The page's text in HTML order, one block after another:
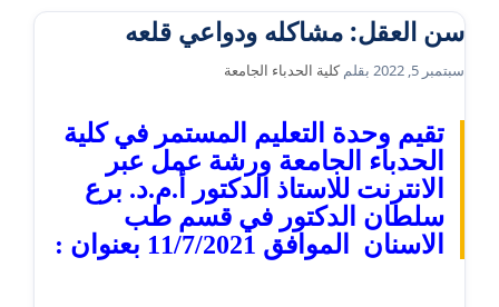
سن العقل: مشاكله ودواعي قلعه
سبتمبر 5, 2022 بقلمكلية الحدباء الجامعة
تقيم وحدة التعليم المستمر في كلية
الحدباء الجامعة ورشة عمل عبر
الانترنت للاستاذ الدكتور أ.م.د. برع
سلطان الدكتور في قسم طب
الاسنان الموافق 11/7/2021 بعنوان :